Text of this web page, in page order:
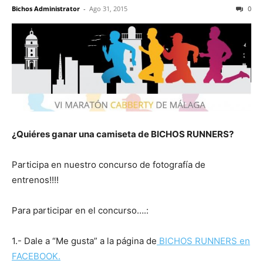
Bichos Administrator - Ago 31, 2015 0
¿Quiéres ganar una camiseta de BICHOS RUNNERS?
Participa en nuestro concurso de fotografía de
entrenos!!!!
Para participar en el concurso….:
1.- Dale a “Me gusta” a la página de BICHOS RUNNERS en
FACEBOOK.